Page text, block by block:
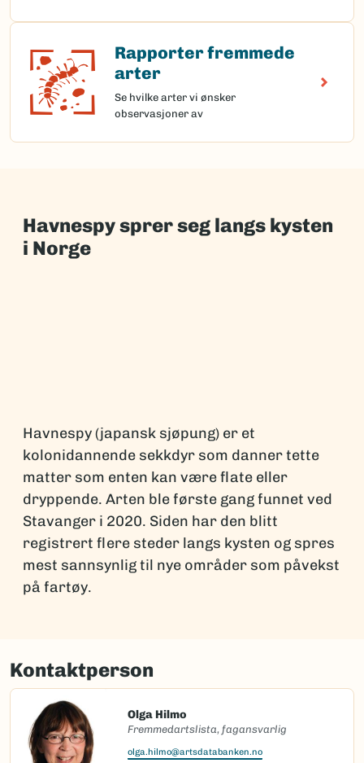
Rapporter fremmede
arter
Se hvilke arter vi ønsker
observasjoner av
Rapporter fremmede arter
Havnespy sprer seg langs kysten
i Norge
Havnespy (japansk sjøpung) er et
kolonidannende sekkdyr som danner tette
matter som enten kan være flate eller
dryppende. Arten ble første gang funnet ved
Stavanger i 2020. Siden har den blitt
registrert flere steder langs kysten og spres
mest sannsynlig til nye områder som påvekst
på fartøy.
Kontaktperson
Olga Hilmo
Fremmedartslista, fagansvarlig
olga.hilmo@artsdatabanken.no